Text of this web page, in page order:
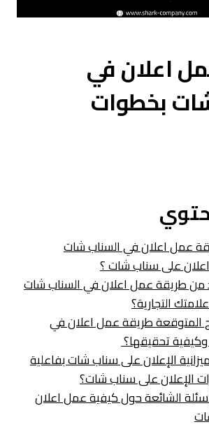
اعلان في
بخطوات
عمل اعلان في السناب شات
على سناب شات ؟
طريقة عمل اعلان في السناب شات
التجارية؟
المتوقعة طريقة عمل اعلان في
تحقيقها؟
الإعلان على سناب شات بفاعلية
الإعلان على سناب شات؟
الشائعة حول كيفية عمل اعلان